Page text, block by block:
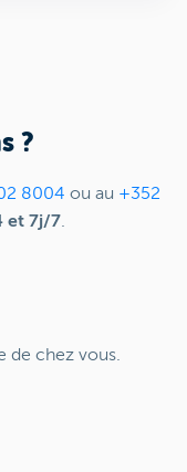
?
8004 ou au +352
et 7j/7.
de chez vous.